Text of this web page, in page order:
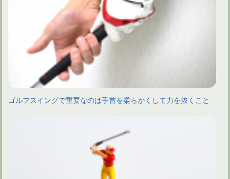
ゴルフスイングで重要なのは手首を柔らかくして力を抜くこと